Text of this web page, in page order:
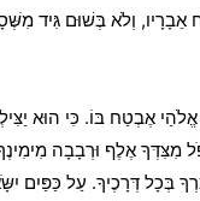
וְלֹא בְּשׁוּם גִּיד
אֱלֹהַי אֶבְטַח בּוֹ. כִּי
מִצִּדְּךָ אֶלֶף וּרְבָבָה
בְּכָל דְּרָכֶיךָ. עַל כַּפַּיִם